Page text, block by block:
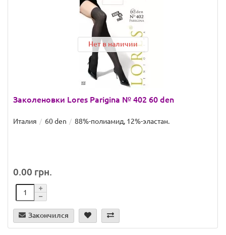
Нет в наличии
Заколеновки Lores Parigina № 402 60 den
Италия 60 den 88%-полиамид, 12%-эластан.
0.00 грн.
Закончился